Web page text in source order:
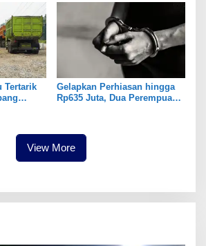
Tertarik
Gelapkan Perhiasan hingga
Rp635 Juta, Dua Perempuan
View More